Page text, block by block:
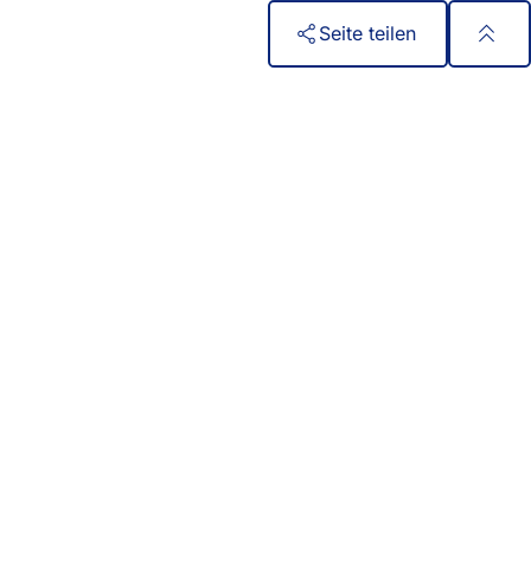
Seite teilen